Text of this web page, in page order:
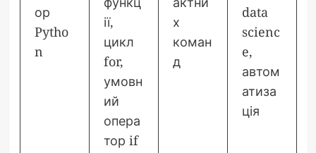
ор
Pytho
n
ії,
цикл
for,
умовн
ий
опера
тор if
х
коман
д
data
scienc
e,
автом
атиза
ція